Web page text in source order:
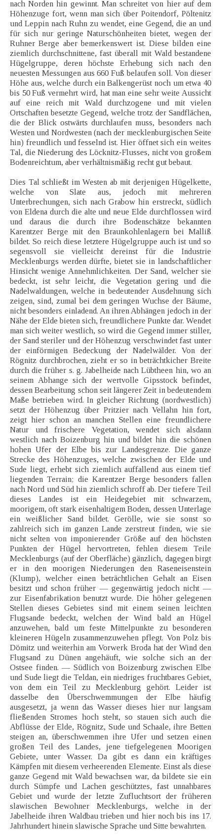
nach Norden hin gewinnt. Man schreitet von hier auf dem
Höhenzuge fort, wenn man sich über Poitendorf, Pöltenitz
und Leppin nach Ruhn zu wendet, eine Gegend, die an und
für sich nur geringe Naturschönheiten bietet, wegen der
Ruhner Berge aber bemerkenswert ist. Diese bilden eine
ziemlich durchschnittene, fast überall mit Wald bestandene
Hügelgruppe, deren höchste Erhebung sich nach den
neuesten Messungen aus 660 Fuß belaufen soll. Von dieser
Höhe aus, welche durch ein Balkengerüst noch um etwa 40
bis 50 Fuß vermehrt wird, hat man eine sehr weite Aussicht
auf eine reich mit Wald durchzogene und mit vielen
Ortschaften besetzte Gegend, welche trotz der Sandflächen,
die der Blick ostwärts durchlaufen muss, besonders nach
Westen und Nordwesten (nach der mecklenburgischen Seite
hin) freundlich und fesselnd ist. Hier öffnet sich ein weites
Tal, die Niederung des Löcknitz-Flusses, nicht von großem
Bodenreichtum, aber verhältnismäßig recht gut bebaut.
Dies Tal schließt im Westen ab mit derjenigen Hügelkette,
welche von Slate aus, jedoch mit mehreren
Unterbrechungen, sich nach Grabow hin erstreckt, südlich
von Eldena durch die alte und neue Elde durchflossen wird
und daraus die durch ihre Bodenschätze bekannten
Karentzer Berge mit den Braunkohlenlagern bei Malliß
bildet. So reich diese letztere Hügelgruppe auch ist und so
segensvoll sie vielleicht dereinst für die Industrie
Mecklenburgs werden dürfte, bietet sie in landschaftlicher
Hinsicht wenige Annehmlichkeiten. Der Sand, welcher sie
bedeckt, ist sehr leicht, die Vegetation gering und die
Nadelwaldungen, welche in bedeutender Ausdehnung sich
zeigen, sind, zumal bei dem geringen Wuchse der Bäume,
nicht besonders einladend. An ihren Abhängen jedoch in der
Nähe der Elde bieten sich, freundlichere Punkte dar. Wendet
man sich weiter westlich, so wird die Gegend immer stiller,
der Sand steriler und der Höhenzug verschwindet fast unter
der einförmigen Bedeckung der Nadelwälder. Von der
Rögnitz durchbrochen, zieht er so in beträchtkicher Breite
durch die früher s. g. Jabelheide nach Lübtheen hin, wo an
seinem Abhange sich der wertvolle Gipsstock befindet,
dessen Bearbeitung schon seit längerer Zeit in bedeutendem
Maße betrieben wird. In gleicher Richtung (nordwestlich)
setzt der Höhenzug über Pritzier nach Vellahn hin fort,
zeigt hier schon an manchen Stellen eine freundlichere
Natur und frischere Vegetation, wendet sich alsdann
westlich nach Boizenburg hin und bildet hin die schönen
hohen Ufer der Elbe bis zur Landesgrenze. Die ganze
Strecke des Höhenzuges, welche zwischen der Elde und
Sude liegt, erhebt sich ziemlich auffallend aus einem tief
liegenden Terrain; die Karentzer Berge besonders fallen
nach Nord und Süd hin ziemlich schroff ab. Der tiefere Teil
dieses Landes ist ein Heidegebiet mit schwarzem,
moorigem, oft stark eisenhaltigem Boden, dessen Unterlage
ein weißlicher Sand bildet. Gerölle, wie sie sonst so
zahlreich sich im ganzen Lande zerstreut finden, wie sie
nicht selten von imponierender Größe auf den höchsten
Punkten der Hügel hervortreten, fehlen diesem Teile
Mecklenburgs (auf der Oberfläche) gänzlich, dagegen birgt
er in den moorigen Niederungen den Raseneisenstein
(Klump), welcher einen beträchtlichen Gehalt an Eisen
besitzt und schon früher — gegenwärtig jedoch nicht —
zur Eisenfabrikation benutzt wurde. Die höher gelegenen
Stellen dieses Gebietes sind mit einem seinen leichten
Flugsande bedeckt, welchen der Wind bald an Hügel
anzuwehen, bald um feste Mittelpunkte zu besonderen
kleineren Hügeln zusammenzuwehen pflegt. Von Polz bis
Dömitz und weiterhin am Vorwerk Broda hat der Wind den
Flugsand zu Dünen angehäuft, wie solche sich an der
Ostsee finden. — Südlich von Boizenburg zwischen Elbe
und Sude liegt die Teldan, ein niedriges fruchtbares Gebiet,
von dem ein Teil zu Mecklenburg gehört. Leider ist
dasselbe den Überschwemmungen der Elbe häufig
ausgesetzt, ja wenn das Wasser dieses hier nur langsam
fließenden Stromes hoch steht, so stauen sich auch die
Abflüsse der Elde, Rögnitz, Sude und Schaale, ihre Betten
steigen an, überschwemmen ihre Ufer und setzen einen
großen Teil des Landes, jene tiefgelegenen Moorigen
Gebiete, unter Wasser. Da gibt es dann ein kräftiges
Kämpfen mit diesem verheerenden Elemente. Einst als diese
ganze Gegend mit Wald bewachsen war, da bildete sie ein
durch Sümpfe und Lachen geschütztes, fast unnahbares
Gebiet und wurde der letzte Zufluchtsort der früheren
slawischen Bewohner Mecklenburgs, welche in der
Jabelheide ihren Waldbau trieben und hier noch bis ins 17.
Jahrhundert hinein slawische Sprache und Sitte bewahrten.